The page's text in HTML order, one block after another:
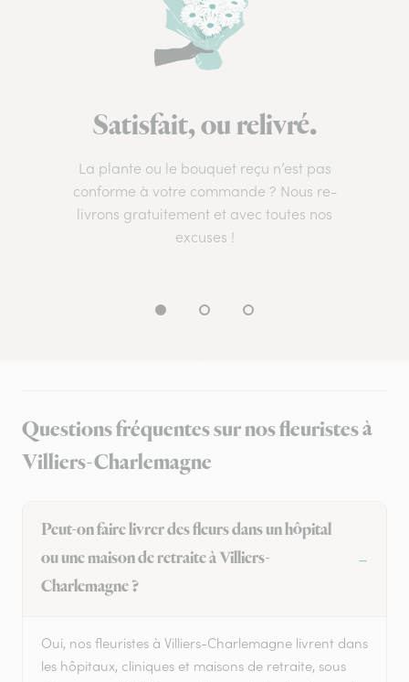
Satisfait, ou relivré.
La plante ou le bouquet reçu n’est pas
conforme à votre commande ? Nous re-
livrons gratuitement et avec toutes nos
excuses !
Questions fréquentes sur nos fleuristes à
Villiers-Charlemagne
Peut-on faire livrer des fleurs dans un hôpital
ou une maison de retraite à Villiers-
Charlemagne ?
Oui, nos fleuristes à Villiers-Charlemagne livrent dans
les hôpitaux, cliniques et maisons de retraite, sous